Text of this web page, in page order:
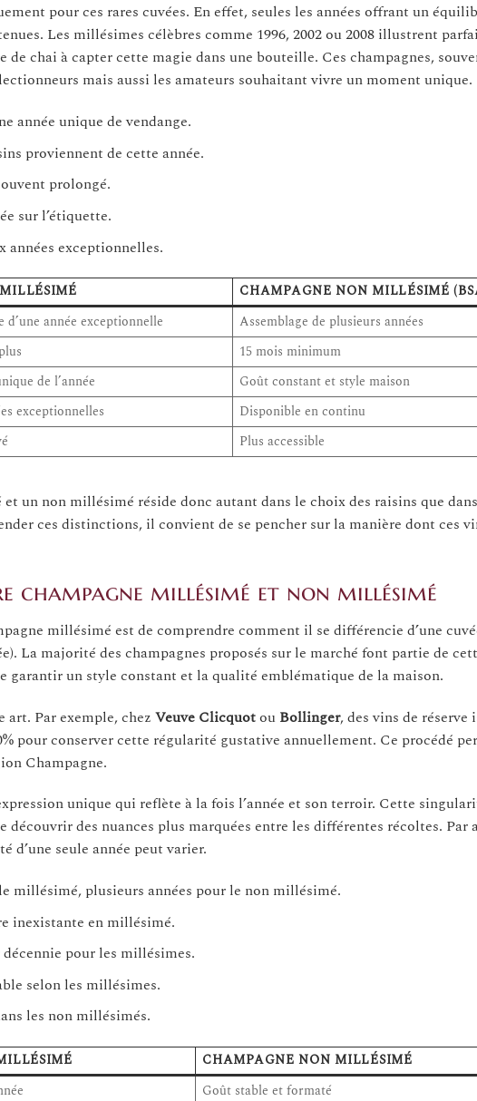
pour ces rares cuvées. En effet, seules les années offrant un
Les millésimes célèbres comme 1996, 2002 ou 2008 illustrent
chai à capter cette magie dans une bouteille. Ces champagnes,
mais aussi les amateurs souhaitant vivre un moment unique.
année unique de vendange.
proviennent de cette année.
prolongé.
sur l’étiquette.
exceptionnelles.
CHAMPAGNE NON MILLÉSIMÉ
année exceptionnelle
Assemblage de plusieurs années
15 mois minimum
de l’année
Goût constant et style maison
exceptionnelles
Disponible en continu
Plus accessible
un non millésimé réside donc autant dans le choix des raisins que
ces distinctions, il convient de se pencher sur la manière dont ces
champagne millésimé et non millésimé
millésimé est de comprendre comment il se différencie d’une
La majorité des champagnes proposés sur le marché font partie de
garantir un style constant et la qualité emblématique de la maison.
art. Par exemple, chez Veuve Clicquotou Bollinger, des vins de réserve
pour conserver cette régularité gustative annuellement. Ce procédé
Champagne.
unique qui reflète à la fois l’année et son terroir. Cette
découvrir des nuances plus marquées entre les différentes récoltes. Par
d’une seule année peut varier.
millésimé, plusieurs années pour le non millésimé.
inexistante en millésimé.
pour les millésimes.
selon les millésimes.
les non millésimés.
CHAMPAGNE NON MILLÉSIMÉ
Goût stable et formaté